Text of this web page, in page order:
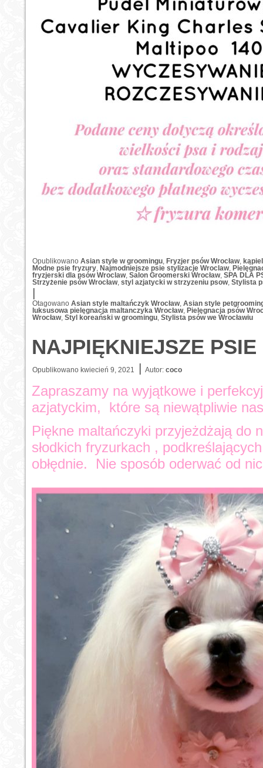
Opublikowano Asian style w groomingu, Fryzjer psów Wrocław,
Modne psie fryzury, Najmodniejsze psie stylizacje Wroclaw,
fryzjerski dla psów Wroclaw, Salon Groomerski Wrocław, SPA DLA
Strzyżenie psów Wrocław, styl azjatycki w strzyzeniu psow, Stylista
|
Otagowano Asian style maltańczyk Wrocław, Asian style
luksusowa pielęgnacja maltanczyka Wrocław, Pielęgnacja psów
Wrocław, Styl koreański w groomingu, Stylista psów we Wrocławiu
NAJPIĘKNIEJSZE PSIE
Opublikowano kwiecień 9, 2021 | Autor: coco
Zapraszamy na wyjątkowe i
azjatyckim, które są niewątpliwie
Piękne maltańczyki przyjeżdżają do
słodkich fryzurkach ,
obłędnie. Nie sposób oderwać od